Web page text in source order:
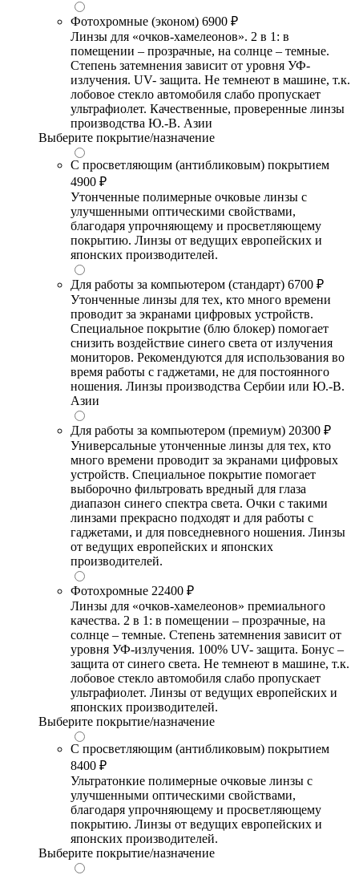
Фотохромные (эконом) 6900 ₽
Линзы для «очков-хамелеонов». 2 в 1: в
помещении – прозрачные, на солнце – темные.
Степень затемнения зависит от уровня УФ-
излучения. UV- защита. Не темнеют в машине, т.к.
лобовое стекло автомобиля слабо пропускает
ультрафиолет. Качественные, проверенные линзы
производства Ю.-В. Азии
Выберите покрытие/назначение
С просветляющим (антибликовым) покрытием
4900 ₽
Утонченные полимерные очковые линзы с
улучшенными оптическими свойствами,
благодаря упрочняющему и просветляющему
покрытию. Линзы от ведущих европейских и
японских производителей.
Для работы за компьютером (стандарт) 6700 ₽
Утонченные линзы для тех, кто много времени
проводит за экранами цифровых устройств.
Специальное покрытие (блю блокер) помогает
снизить воздействие синего света от излучения
мониторов. Рекомендуются для использования во
время работы с гаджетами, не для постоянного
ношения. Линзы производства Сербии или Ю.-В.
Азии
Для работы за компьютером (премиум) 20300 ₽
Универсальные утонченные линзы для тех, кто
много времени проводит за экранами цифровых
устройств. Специальное покрытие помогает
выборочно фильтровать вредный для глаза
диапазон синего спектра света. Очки с такими
линзами прекрасно подходят и для работы с
гаджетами, и для повседневного ношения. Линзы
от ведущих европейских и японских
производителей.
Фотохромные 22400 ₽
Линзы для «очков-хамелеонов» премиального
качества. 2 в 1: в помещении – прозрачные, на
солнце – темные. Степень затемнения зависит от
уровня УФ-излучения. 100% UV- защита. Бонус –
защита от синего света. Не темнеют в машине, т.к.
лобовое стекло автомобиля слабо пропускает
ультрафиолет. Линзы от ведущих европейских и
японских производителей.
Выберите покрытие/назначение
С просветляющим (антибликовым) покрытием
8400 ₽
Ультратонкие полимерные очковые линзы с
улучшенными оптическими свойствами,
благодаря упрочняющему и просветляющему
покрытию. Линзы от ведущих европейских и
японских производителей.
Выберите покрытие/назначение